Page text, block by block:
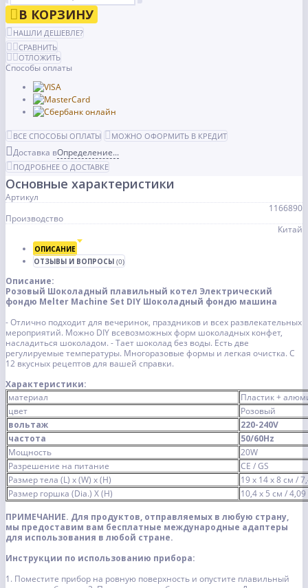
В КОРЗИНУ
НАШЛИ ДЕШЕВЛЕ?
СРАВНИТЬ
ОТЛОЖИТЬ
Способы оплаты
ВСЕ СПОСОБЫ ОПЛАТЫ МОЖНО ОФОРМИТЬ В КРЕДИТ
Доставка вОпределение...
ПОДРОБНЕЕ О ДОСТАВКЕ
Основные характеристики
Артикул
1166890
Производство
Китай
ОПИСАНИЕ
ОТЗЫВЫ И ВОПРОСЫ (0)
Описание:
Розовый Шоколадный плавильный котел Электрический
фондю Melter Machine Set DIY Шоколадный фондю машина
- Отлично подходит для вечеринок, праздников и всех развлекательных
мероприятий. Можно DIY всевозможных форм шоколадных конфет,
насладиться шоколадом. - Тает шоколад без воды. Есть две
регулируемые температуры. Многоразовые формы и легкая очистка. С
12 вкусных рецептов для вашей справки.
Характеристики:
материал
Пластик +
цвет
Розовый
вольтаж
220-240V
частота
50/60Hz
Мощность
20W
Разрешение на питание
CE / GS
Размер тела (L) x (W) x (H)
19 x 14 x 8 см /
Размер горшка (Dia.) X (H)
10,4 х 5 см /
ПРИМЕЧАНИЕ. Для продуктов, отправляемых в любую страну,
мы предоставим вам бесплатные международные адаптеры
для использования в любой стране.
Инструкции по использованию прибора:
1. Поместите прибор на ровную поверхность и опустите плавильный